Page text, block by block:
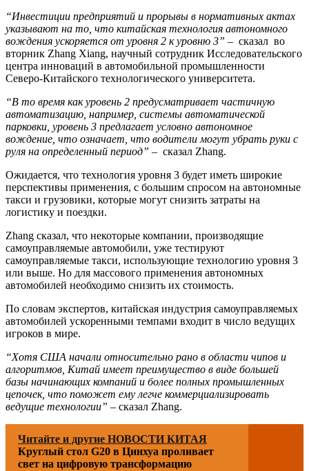
“Инвестиции предприятий и прорывы в нормативных актах
указывают на то, что китайская технология автономного
вождения ускоряется от уровня 2 к уровню 3” – сказал во
вторник Zhang Xiang, научный сотрудник Исследовательского
центра инноваций в автомобильной промышленности
Северо-Китайского технологического университета.
“В то время как уровень 2 предусматривает частичную
автоматизацию, например, системы автоматической
парковки, уровень 3 предлагает условно автономное
вождение, что означает, что водители могут убрать руки с
руля на определенный период” – сказал Zhang.
Ожидается, что технология уровня 3 будет иметь широкие
перспективы применения, с большим спросом на автономные
такси и грузовики, которые могут снизить затраты на
логистику и поездки.
Zhang сказал, что некоторые компании, производящие
самоуправляемые автомобили, уже тестируют
самоуправляемые такси, использующие технологию уровня 3
или выше. Но для массового применения автономных
автомобилей необходимо снизить их стоимость.
По словам экспертов, китайская индустрия самоуправляемых
автомобилей ускоренными темпами входит в число ведущих
игроков в мире.
“Хотя США начали относительно рано в области чипов и
алгоритмов, Китай имеет преимущество в виде большей
базы начинающих компаний и более полных промышленных
цепочек, что поможет ему легче коммерциализировать
ведущие технологии” – сказал Zhang.
Читайте и другие НОВОСТИ КИТАЯ
Круглый стол G20 в Цинхуа проливает
свет на цифровую трансформацию